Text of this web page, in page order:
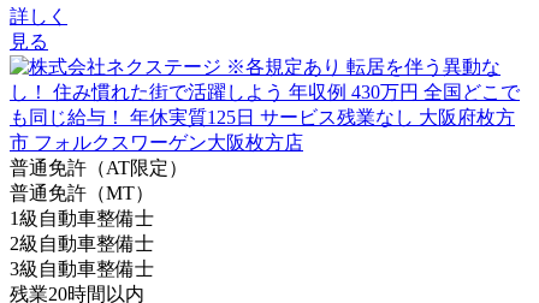
詳しく
見る
普通免許（AT限定）
普通免許（MT）
1級自動車整備士
2級自動車整備士
3級自動車整備士
残業20時間以内